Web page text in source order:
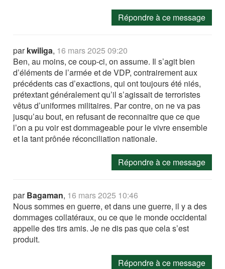
Répondre à ce message
parkwiliga, 16 mars 2025 09:20
Ben, au moins, ce coup-ci, on assume. Il s’agit bien
d’éléments de l’armée et de VDP, contrairement aux
précédents cas d’exactions, qui ont toujours été niés,
prétextant généralement qu’il s’agissait de terroristes
vêtus d’uniformes militaires. Par contre, on ne va pas
jusqu’au bout, en refusant de reconnaitre que ce que
l’on a pu voir est dommageable pour le vivre ensemble
et la tant prônée réconciliation nationale.
Répondre à ce message
parBagaman, 16 mars 2025 10:46
Nous sommes en guerre, et dans une guerre, il y a des
dommages collatéraux, ou ce que le monde occidental
appelle des tirs amis. Je ne dis pas que cela s’est
produit.
Répondre à ce message